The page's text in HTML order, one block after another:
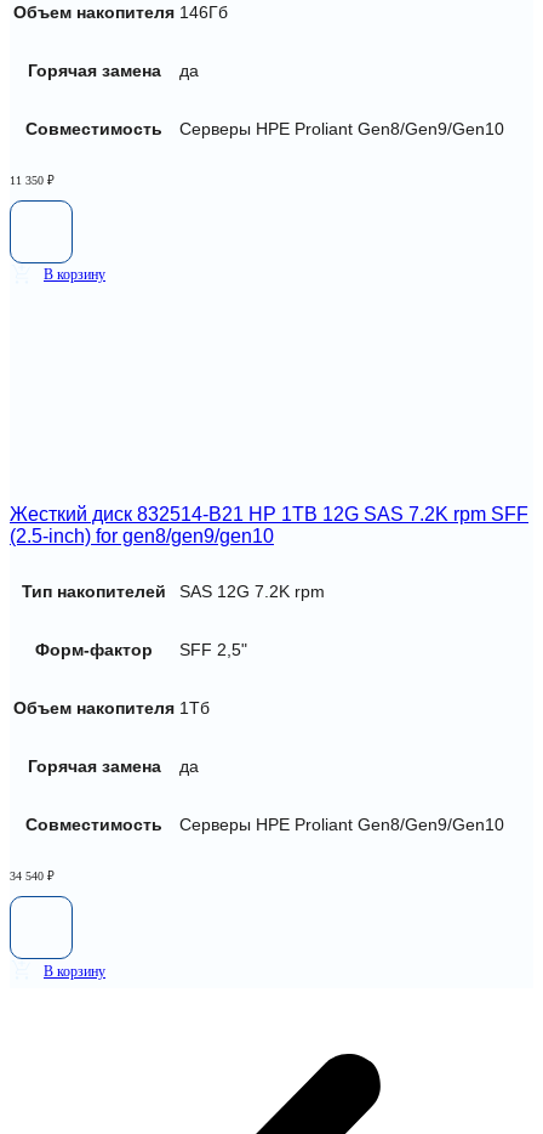
Объем накопителя 146Гб
Горячая замена да
Совместимость Серверы HPE Proliant Gen8/Gen9/Gen10
11 350 ₽
В корзину
Жесткий диск 832514-B21 HP 1TB 12G SAS 7.2K rpm SFF
(2.5-inch) for gen8/gen9/gen10
Тип накопителей SAS 12G 7.2K rpm
Форм-фактор SFF 2,5"
Объем накопителя 1Тб
Горячая замена да
Совместимость Серверы HPE Proliant Gen8/Gen9/Gen10
34 540 ₽
В корзину